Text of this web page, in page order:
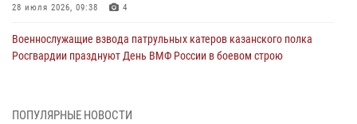
28 июля 2026, 09:38 4
Военнослужащие взвода патрульных катеров казанского полка
Росгвардии празднуют День ВМФ России в боевом строю
Татарстанские росгвардейцы завоевали «бронзу» в окружном этапе
ПОПУЛЯРНЫЕ НОВОСТИ